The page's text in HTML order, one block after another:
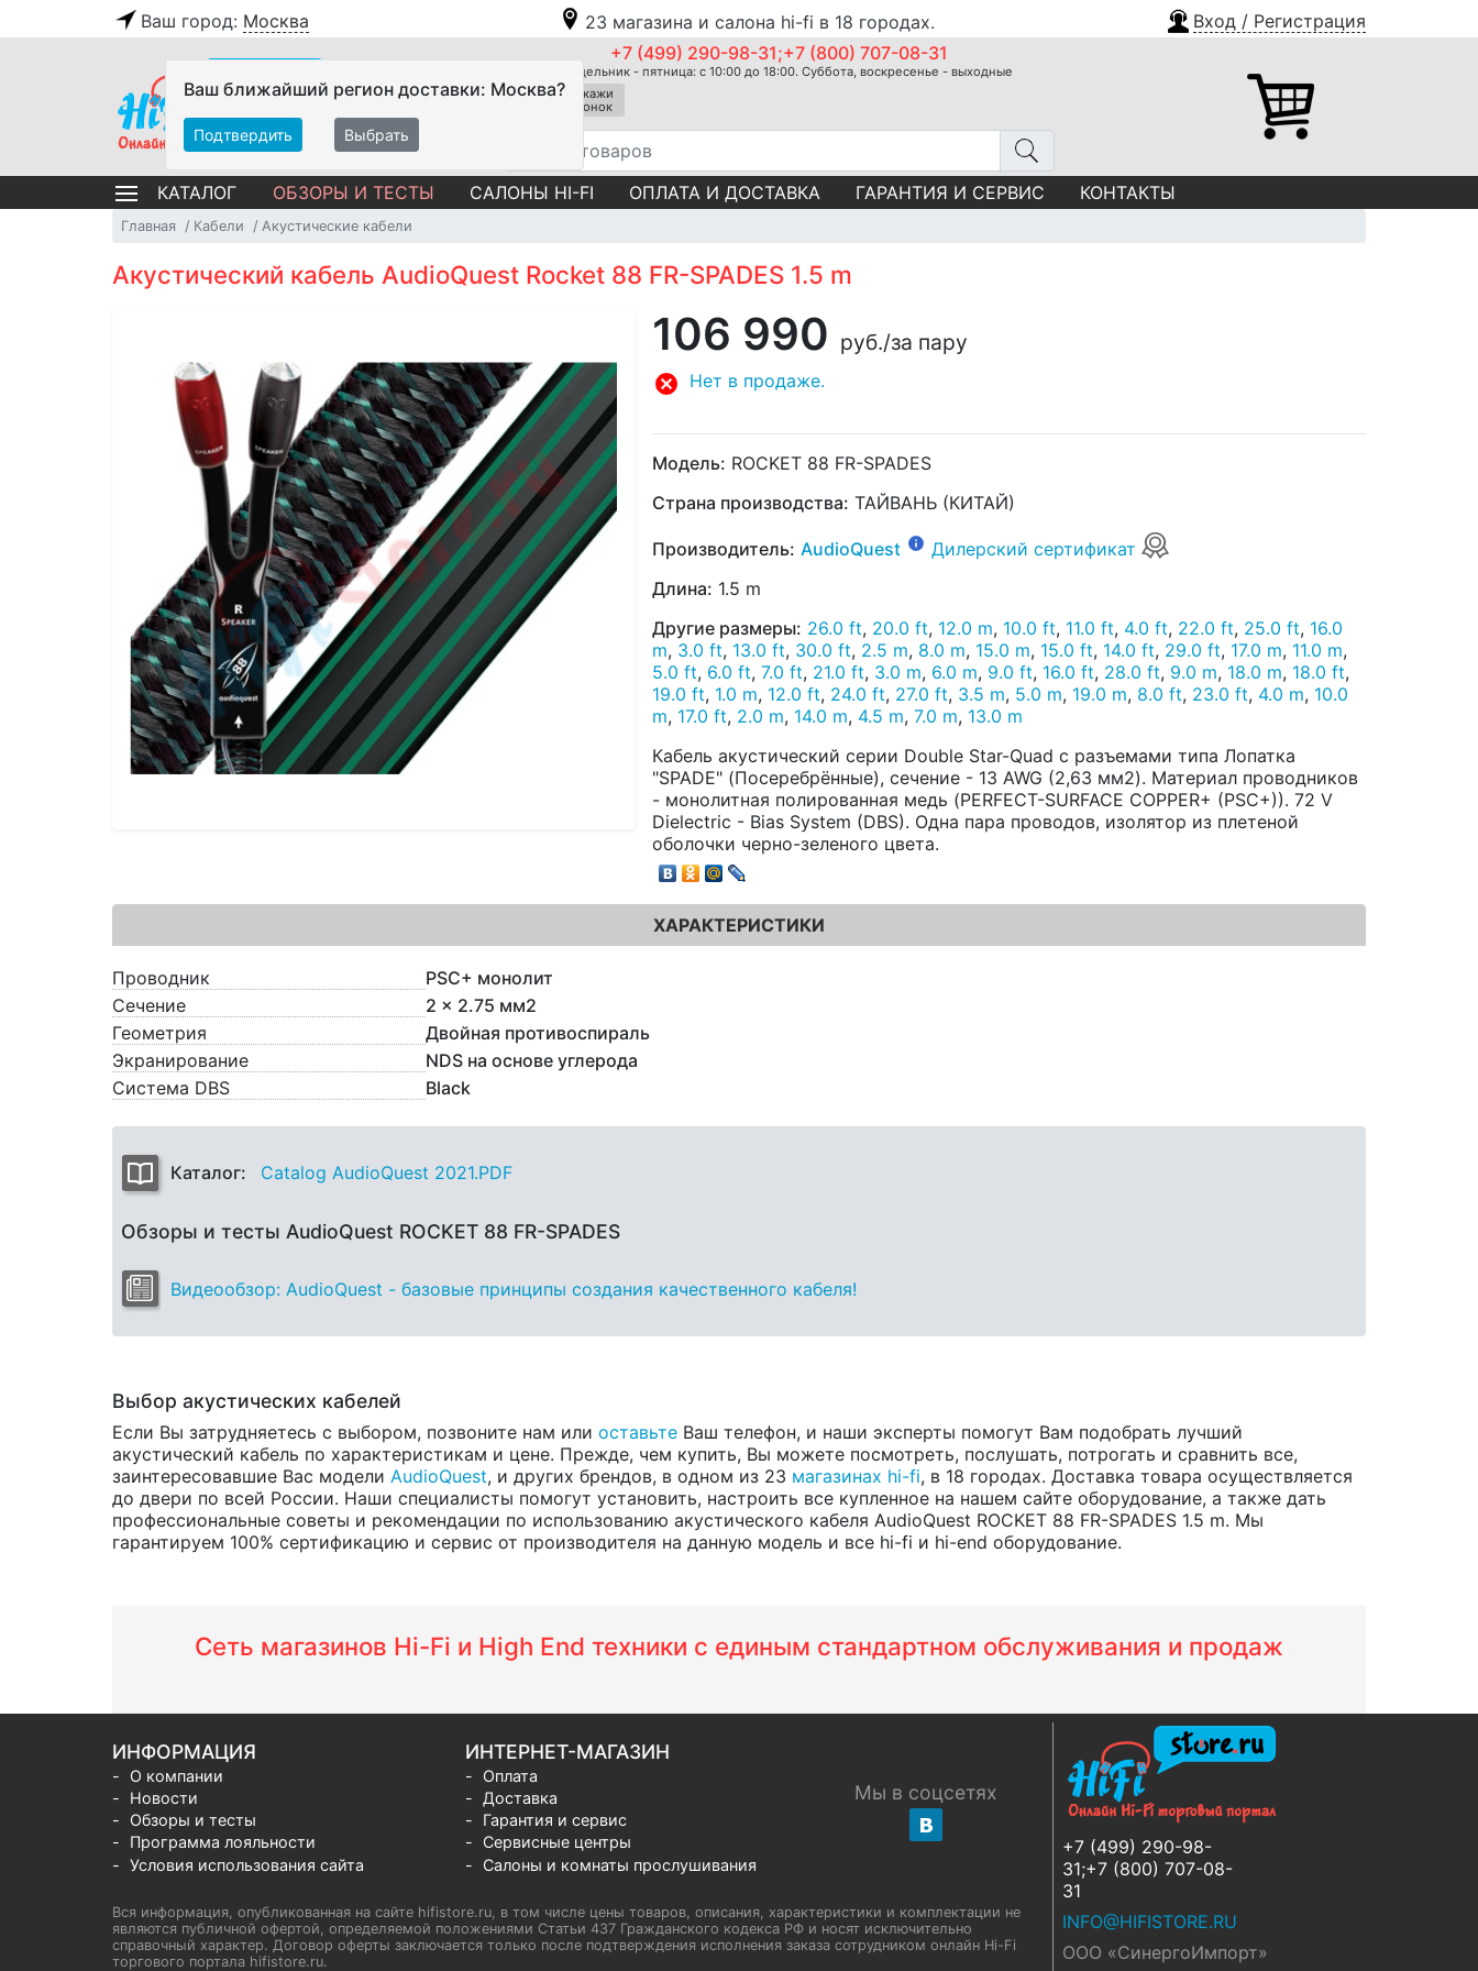
Ваш город: Москва 23 магазина и салона hi-fi в 18 городах. Вход / Регистрация
Ваш ближайший регион доставки: Москва?
Подтвердить Выбрать
+7 (499) 290-98-31;+7 (800) 707-08-31
Понедельник - пятница: с 10:00 до 18:00. Суббота, воскресенье - выходные
Закажи
звонок
КАТАЛОГ ОБЗОРЫ И ТЕСТЫ САЛОНЫ HI-FI ОПЛАТА И ДОСТАВКА ГАРАНТИЯ И СЕРВИС КОНТАКТЫ
Главная Кабели Акустические кабели
Акустический кабель AudioQuest Rocket 88 FR-SPADES 1.5 m
106 990 руб./за пару
Нет в продаже.
Модель: ROCKET 88 FR-SPADES
Страна производства: ТАЙВАНЬ (КИТАЙ)
Производитель: AudioQuest
Дилерский сертификат
Длина: 1.5 m
Другие размеры: 26.0 ft, 20.0 ft, 12.0 m, 10.0 ft, 11.0 ft, 4.0 ft, 22.0 ft, 25.0 ft, 16.0
m, 3.0 ft, 13.0 ft, 30.0 ft, 2.5 m, 8.0 m, 15.0 m, 15.0 ft, 14.0 ft, 29.0 ft, 17.0 m, 11.0 m,
5.0 ft, 6.0 ft, 7.0 ft, 21.0 ft, 3.0 m, 6.0 m, 9.0 ft, 16.0 ft, 28.0 ft, 9.0 m, 18.0 m, 18.0 ft,
19.0 ft, 1.0 m, 12.0 ft, 24.0 ft, 27.0 ft, 3.5 m, 5.0 m, 19.0 m, 8.0 ft, 23.0 ft, 4.0 m, 10.0
m, 17.0 ft, 2.0 m, 14.0 m, 4.5 m, 7.0 m, 13.0 m
Кабель акустический серии Double Star-Quad с разъемами типа Лопатка
"SPADE" (Посеребрённые), сечение - 13 AWG (2,63 мм2). Материал проводников
- монолитная полированная медь (PERFECT-SURFACE COPPER+ (PSC+)). 72 V
Dielectric - Bias System (DBS). Одна пара проводов, изолятор из плетеной
оболочки черно-зеленого цвета.
ХАРАКТЕРИСТИКИ
Проводник
PSC+ монолит
Сечение
2 x 2.75 мм2
Геометрия
Двойная противоспираль
Экранирование
NDS на основе углерода
Система DBS
Black
Каталог: Catalog AudioQuest 2021.PDF
Обзоры и тесты AudioQuest ROCKET 88 FR-SPADES
Видеообзор: AudioQuest - базовые принципы создания качественного кабеля!
Выбор акустических кабелей
Если Вы затрудняетесь с выбором, позвоните нам или оставьте Ваш телефон, и наши эксперты помогут Вам подобрать лучший
акустический кабель по характеристикам и цене. Прежде, чем купить, Вы можете посмотреть, послушать, потрогать и сравнить все,
заинтересовавшие Вас модели AudioQuest, и других брендов, в одном из 23 магазинах hi-fi, в 18 городах. Доставка товара осуществляется
до двери по всей России. Наши специалисты помогут установить, настроить все купленное на нашем сайте оборудование, а также дать
профессиональные советы и рекомендации по использованию акустического кабеля AudioQuest ROCKET 88 FR-SPADES 1.5 m. Мы
гарантируем 100% сертификацию и сервис от производителя на данную модель и все hi-fi и hi-end оборудование.
Сеть магазинов Hi-Fi и High End техники с единым стандартном обслуживания и продаж
+7 (499) 290-98-
31;+7 (800) 707-08-
31
INFO@HIFISTORE.RU
ООО «СинергоИмпорт»
ИНФОРМАЦИЯ
О компании
Новости
Обзоры и тесты
Программа лояльности
Условия использования сайта
ИНТЕРНЕТ-МАГАЗИН
Оплата
Доставка
Гарантия и сервис
Сервисные центры
Салоны и комнаты прослушивания
Мы в соцсетях
Вся информация, опубликованная на сайте hifistore.ru, в том числе цены товаров, описания, характеристики и комплектации не
являются публичной офертой, определяемой положениями Статьи 437 Гражданского кодекса РФ и носят исключительно
справочный характер. Договор оферты заключается только после подтверждения исполнения заказа сотрудником онлайн Hi-Fi
торгового портала hifistore.ru.